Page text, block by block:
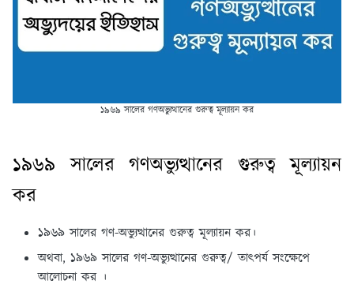
১৯৬৯ সালের গণঅভ্যুত্থানের গুরুত্ব মূল্যায়ন কর
১৯৬৯ সালের গণঅভ্যুত্থানের গুরুত্ব মূল্যায়ন
কর
১৯৬৯ সালের গণ-অভ্যুত্থানের গুরুত্ব মূল্যায়ন কর।
অথবা, ১৯৬৯ সালের গণ-অভ্যুত্থানের গুরুত্ব/ তাৎপর্য সংক্ষেপে
আলোচনা কর ।